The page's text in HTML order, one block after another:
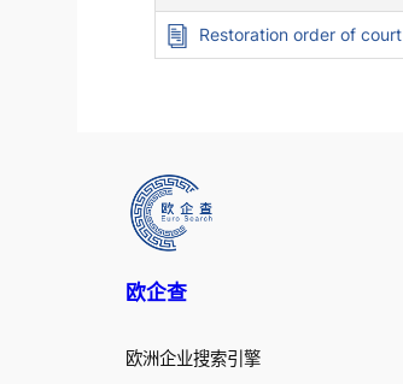
Restoration order of court
欧企查
欧洲企业搜索引擎